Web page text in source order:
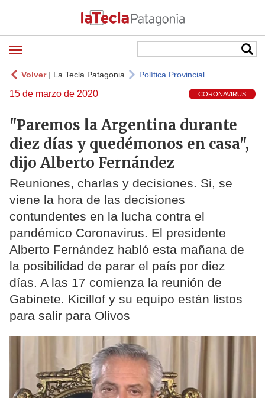
Volver| La Tecla Patagonia Política Provincial
15 de marzo de 2020 CORONAVIRUS
"Paremos la Argentina durante
diez días y quedémonos en casa",
dijo Alberto Fernández
Reuniones, charlas y decisiones. Si, se
viene la hora de las decisiones
contundentes en la lucha contra el
pandémico Coronavirus. El presidente
Alberto Fernández habló esta mañana de
la posibilidad de parar el país por diez
días. A las 17 comienza la reunión de
Gabinete. Kicillof y su equipo están listos
para salir para Olivos